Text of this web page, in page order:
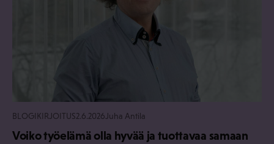
BLOGIKIRJOITUS2.6.2026 Juha Antila
Voiko työelämä olla hyvää ja tuottavaa samaan